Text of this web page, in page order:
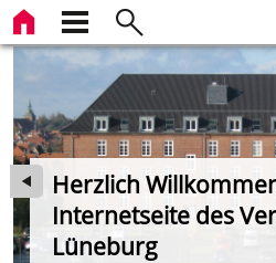
Herzlich
Internetseite des
Lüneburg